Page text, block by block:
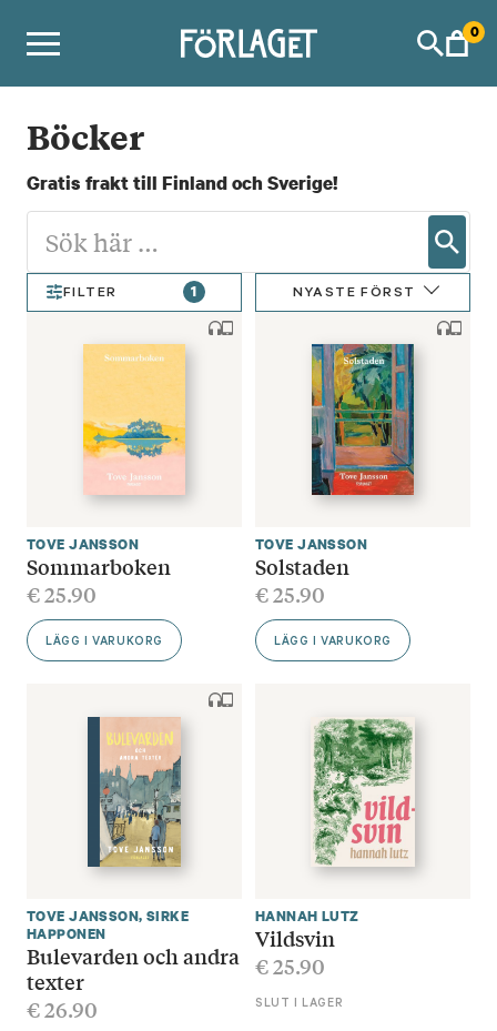
0
Böcker
Gratis frakt till Finland och Sverige!
FILTER 1 NYASTE FÖRST
TOVE JANSSON
Sommarboken
€25.90
LÄGG I VARUKORG
TOVE JANSSON
Solstaden
€25.90
LÄGG I VARUKORG
TOVE JANSSON, SIRKE
HAPPONEN
Bulevarden och andra
texter
€26.90
HANNAH LUTZ
Vildsvin
€25.90
SLUT I LAGER